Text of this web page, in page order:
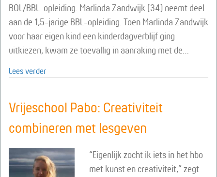
BOL/BBL-opleiding. Marlinda Zandwijk (34) neemt deel
aan de 1,5-jarige BBL-opleiding. Toen Marlinda Zandwijk
voor haar eigen kind een kinderdagverblijf ging
uitkiezen, kwam ze toevallig in aanraking met de…
Lees verder
Vrijeschool Pabo: Creativiteit
combineren met lesgeven
“Eigenlijk zocht ik iets in het hbo
met kunst en creativiteit,” zegt